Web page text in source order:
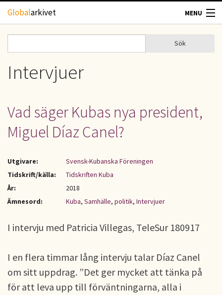
Hoppa till huvudinnehåll
Globalarkivet MENU
TIDSKRIFTER
UPPHOVSRÄTT
KONTAKT
Sökformulär
Sök
Intervjuer
Vad säger Kubas nya president,
Miguel Díaz Canel?
Utgivare:
Svensk-Kubanska Föreningen
Tidskrift/källa:
Tidskriften Kuba
År:
2018
Ämnesord:
Kuba, Samhälle, politik, Intervjuer
I intervju med Patricia Villegas, TeleSur 180917
I en flera timmar lång intervju talar Díaz Canel
om sitt uppdrag. ”Det ger mycket att tänka på
för att leva upp till förväntningarna, alla i